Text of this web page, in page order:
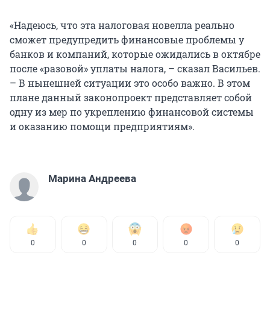
«Надеюсь, что эта налоговая новелла реально
сможет предупредить финансовые проблемы у
банков и компаний, которые ожидались в октябре
после «разовой» уплаты налога, – сказал Васильев.
– В нынешней ситуации это особо важно. В этом
плане данный законопроект представляет собой
одну из мер по укреплению финансовой системы
и оказанию помощи предприятиям».
Марина Андреева
0 0 0 0 0